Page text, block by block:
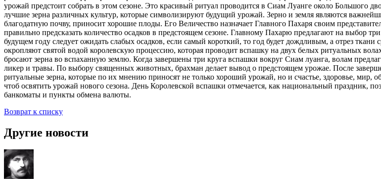
урожай предстоит собрать в этом сезоне. Это красивый ритуал проводится в Сиам Луанге около Большого
лучшие зерна различных культур, которые символизируют будущий урожай. Зерно и земля являются
благодатную почву, приносит хорошие плоды. Его Величество назначает Главного Пахаря своим
правильно предсказать количество осадков в предстоящем сезоне. Главному Пахарю предлагают на выбор
будущем году следует ожидать слабых осадков, если самый короткий, то год будет дождливым, а отрез
окропляют святой водой королевскую процессию, которая проводит вспашку на двух белых ритуальных
бросают зерна во вспаханную землю. Когда завершены три круга вспашки вокруг Сиам луанга, волам
ликер и травы. По выбору священных животных, брахман делает вывод о предстоящем урожае. После
ритуальные зерна, которые по их мнению приносят не только хороший урожай, но и счастье, здоровье,
чтоб освятить урожай нового сезона. День Королевской вспашки отмечается, как национальный праздник,
банкоматы и пункты обмена валюты.
Возврат к списку
Другие новости